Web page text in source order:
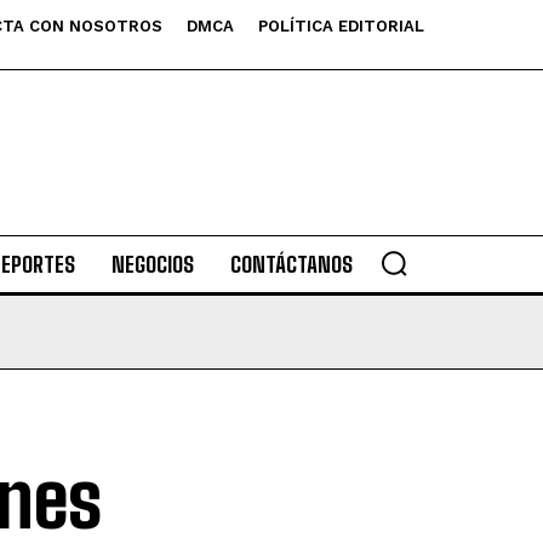
CON NOSOTROS DMCA POLÍTICA EDITORIAL
NEGOCIOS CONTÁCTANOS